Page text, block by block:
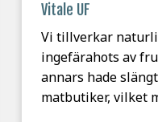
Vitale UF
Vi tillverkar
ingefärahots av
annars hade
matbutiker, vilket